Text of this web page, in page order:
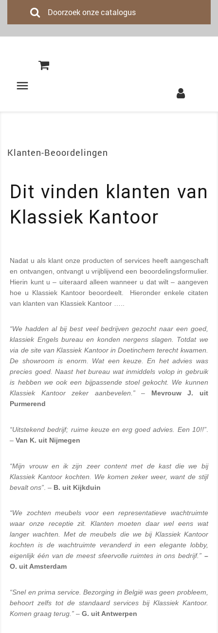

Klanten-Beoordelingen
Dit vinden klanten van
Klassiek Kantoor
Nadat u als klant onze producten of services heeft aangeschaft
en ontvangen, ontvangt u vrijblijvend een beoordelingsformulier.
Hierin kunt u – uiteraard alleen wanneer u dat wilt – aangeven
hoe u Klassiek Kantoor beoordeelt.  Hieronder enkele citaten
van klanten van Klassiek Kantoor …..
“We hadden al bij best veel bedrijven gezocht naar een goed,
klassiek Engels bureau en konden nergens slagen. Totdat we
via de site van Klassiek Kantoor in Doetinchem terecht kwamen.
De showroom is enorm. Wat een keuze. En het advies was
precies goed. Naast het bureau wat inmiddels volop in gebruik
is hebben we ook een bijpassende stoel gekocht. We kunnen
Klassiek Kantoor zeker aanbevelen.” – Mevrouw J. uit
Purmerend
“Uitstekend bedrijf; ruime keuze en erg goed advies. Een 10!!”.
– Van K. uit Nijmegen
“Mijn vrouw en ik zijn zeer content met de kast die we bij
Klassiek Kantoor kochten. We komen zeker weer, want de stijl
bevalt ons” . – B. uit Kijkduin
“We zochten meubels voor een representatieve wachtruimte
waar onze receptie zit. Klanten moeten daar wel eens wat
langer wachten. Met de meubels die we bij Klassiek Kantoor
kochten is de wachtruimte veranderd in een elegante lobby,
eigenlijk één van de meest sfeervolle ruimtes in ons bedrijf.” –
O. uit Amsterdam
“Snel en prima service. Bezorging in België was geen probleem,
behoort zelfs tot de standaard services bij Klassiek Kantoor.
Komen graag terug.” – G. uit Antwerpen